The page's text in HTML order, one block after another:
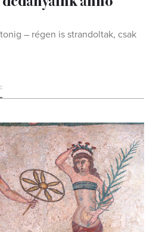
– régen is strandoltak, csak